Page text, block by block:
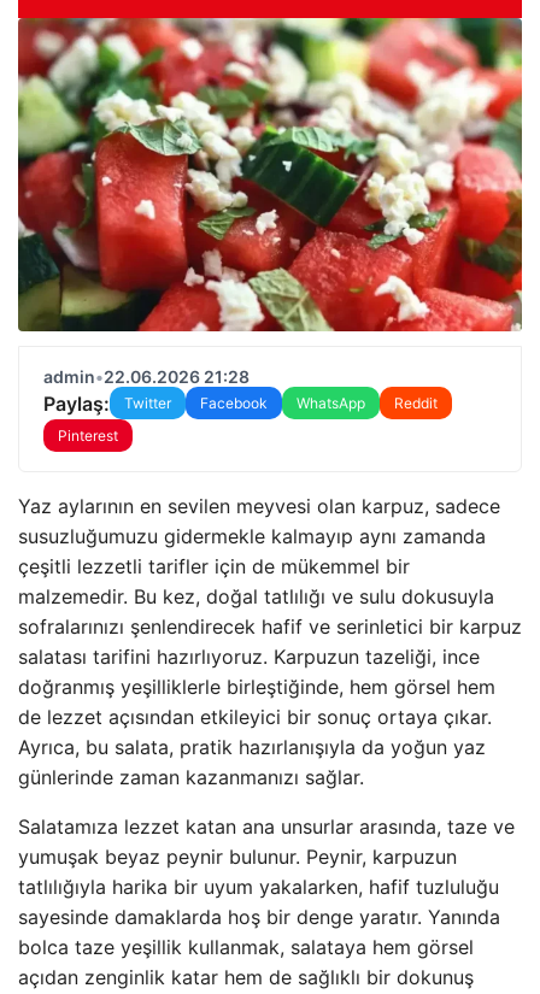
admin•22.06.2026 21:28
Paylaş: Twitter Facebook WhatsApp
Reddit
Pinterest
Yaz aylarının en sevilen meyvesi olan karpuz, sadece
susuzluğumuzu gidermekle kalmayıp aynı zamanda
çeşitli lezzetli tarifler için de mükemmel bir
malzemedir. Bu kez, doğal tatlılığı ve sulu dokusuyla
sofralarınızı şenlendirecek hafif ve serinletici bir karpuz
salatası tarifini hazırlıyoruz. Karpuzun tazeliği, ince
doğranmış yeşilliklerle birleştiğinde, hem görsel hem
de lezzet açısından etkileyici bir sonuç ortaya çıkar.
Ayrıca, bu salata, pratik hazırlanışıyla da yoğun yaz
günlerinde zaman kazanmanızı sağlar.
Salatamıza lezzet katan ana unsurlar arasında, taze ve
yumuşak beyaz peynir bulunur. Peynir, karpuzun
tatlılığıyla harika bir uyum yakalarken, hafif tuzluluğu
sayesinde damaklarda hoş bir denge yaratır. Yanında
bolca taze yeşillik kullanmak, salataya hem görsel
açıdan zenginlik katar hem de sağlıklı bir dokunuş